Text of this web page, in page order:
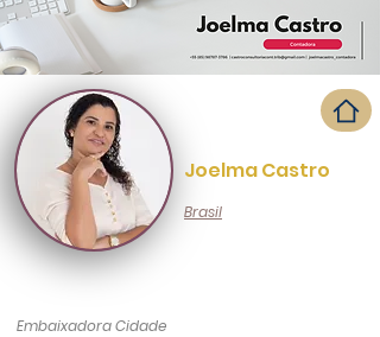
Joelma Castro
Brasil
Embaixadora Cidade